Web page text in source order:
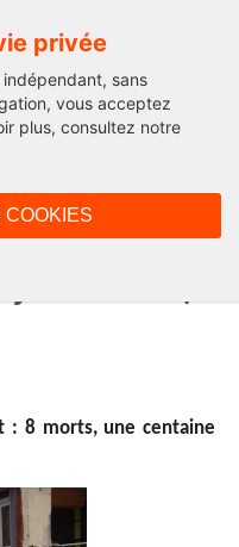
privée
sans
vous acceptez
plus, consultez notre
(du 28
: 8 morts, une centaine